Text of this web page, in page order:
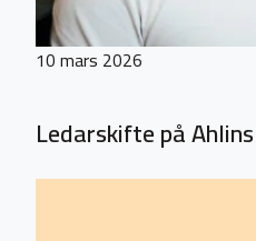
10 mars 2026
Ledarskifte på